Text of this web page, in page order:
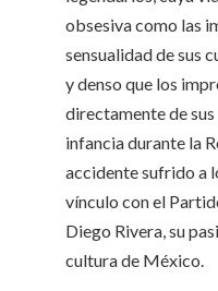
obsesiva como las
sensualidad de sus
y denso que los
directamente de
infancia durante la
accidente sufrido a
vínculo con el
Diego Rivera, su
cultura de México.